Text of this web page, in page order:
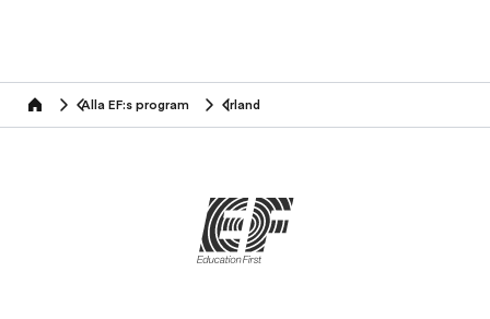
home Alla EF:s program Irland